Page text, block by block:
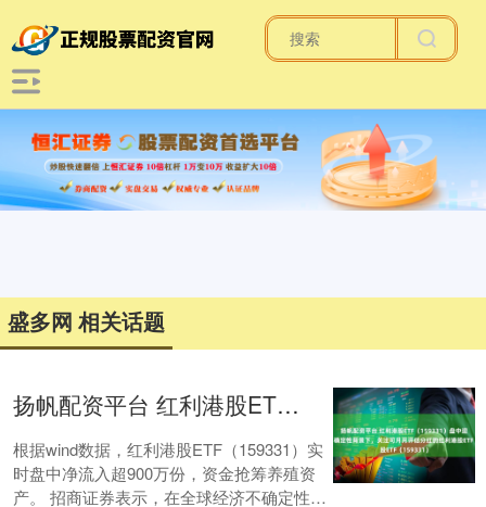
盛多网 相关话题
扬帆配资平台 红利港股ETF（159331）盘中迎净流入！不确定性背景下，关注可月月评估分红的红利港股ETF（159331）
根据wind数据，红利港股ETF（159331）实
时盘中净流入超900万份，资金抢筹养殖资
产。 招商证券表示，在全球经济不确定性加